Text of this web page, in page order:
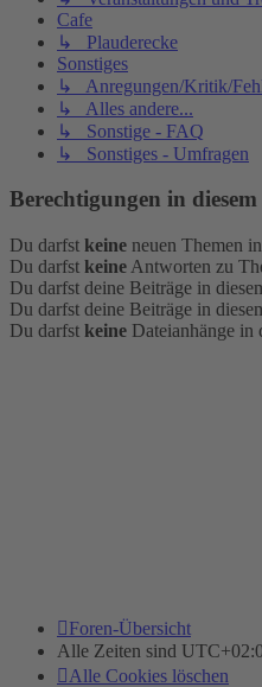
Cafe
↳ Plauderecke
Sonstiges
↳ Anregungen/Kritik/
↳ Alles andere...
↳ Sonstige - FAQ
↳ Sonstiges - Umfragen
Berechtigungen in
Du darfst keine neuen Themen
Du darfst keine Antworten zu
Du darfst deine Beiträge in
Du darfst deine Beiträge in
Du darfst keine Dateianhänge in
Foren-Übersicht
Alle Zeiten sind
Alle Cookies löschen